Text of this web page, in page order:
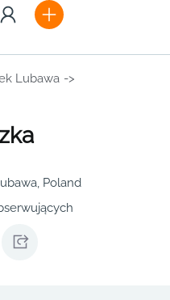
Lubawa ->
Poland